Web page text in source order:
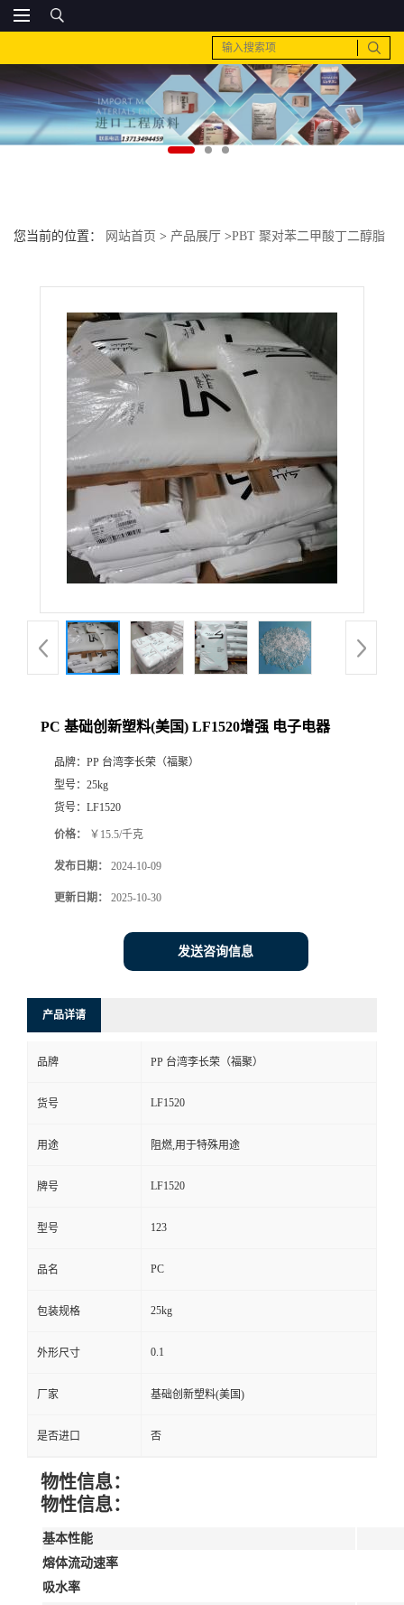
您当前的位置： 网站首页 > 产品展厅 >PBT 聚对苯二甲酸丁二醇脂
PC 基础创新塑料(美国) LF1520增强 电子电器
品牌： PP 台湾李长荣（福聚）
型号： 25kg
货号： LF1520
价格： ￥15.5/千克
发布日期： 2024-10-09
更新日期： 2025-10-30
发送咨询信息
产品详请
品牌 PP 台湾李长荣（福聚）
货号 LF1520
用途 阻燃,用于特殊用途
牌号 LF1520
型号 123
品名 PC
包装规格 25kg
外形尺寸 0.1
厂家 基础创新塑料(美国)
是否进口 否
物性信息：
物性信息：
基本性能
熔体流动速率
吸水率